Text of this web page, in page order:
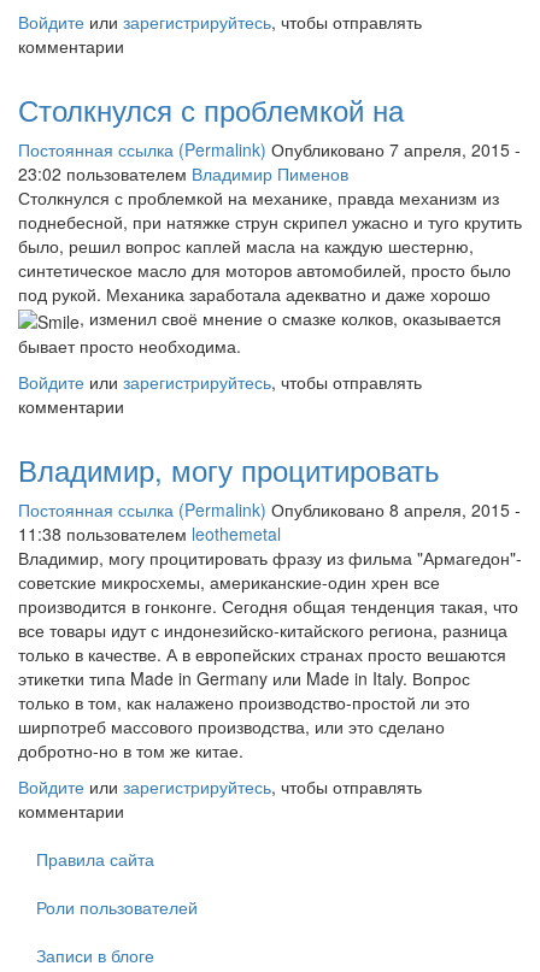
Войдите или зарегистрируйтесь, чтобы отправлять
комментарии
Столкнулся с проблемкой на
Постоянная ссылка (Permalink) Опубликовано 7 апреля, 2015 -
23:02 пользователем Владимир Пименов
Столкнулся с проблемкой на механике, правда механизм из
поднебесной, при натяжке струн скрипел ужасно и туго крутить
было, решил вопрос каплей масла на каждую шестерню,
синтетическое масло для моторов автомобилей, просто было
под рукой. Механика заработала адекватно и даже хорошо
, изменил своё мнение о смазке колков, оказывается
бывает просто необходима.
Войдите или зарегистрируйтесь, чтобы отправлять
комментарии
Владимир, могу процитировать
Постоянная ссылка (Permalink) Опубликовано 8 апреля, 2015 -
11:38 пользователем leothemetal
Владимир, могу процитировать фразу из фильма "Армагедон"-
советские микросхемы, американские-один хрен все
производится в гонконге. Сегодня общая тенденция такая, что
все товары идут с индонезийско-китайского региона, разница
только в качестве. А в европейских странах просто вешаются
этикетки типа Made in Germany или Made in Italy. Вопрос
только в том, как налажено производство-простой ли это
ширпотреб массового производства, или это сделано
добротно-но в том же китае.
Войдите или зарегистрируйтесь, чтобы отправлять
комментарии
Правила сайта
Роли пользователей
Записи в блоге